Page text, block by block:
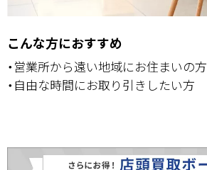
こんな方におすすめ
・営業所から遠い地域にお住まいの方
・自由な時間にお取り引きしたい方